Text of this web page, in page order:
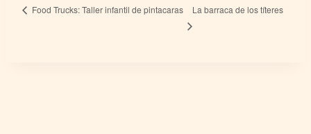
Food Trucks: Taller infantil de pintacaras La barraca de los títeres